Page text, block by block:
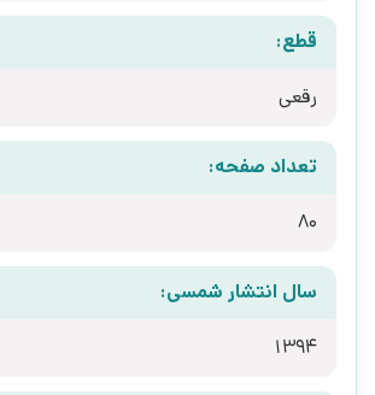
قطع:
رقعی
تعداد صفحه:
80
سال انتشار شمسی:
1394